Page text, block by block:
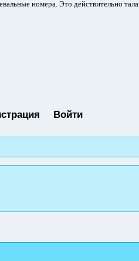
номера. Это действительно
Войти